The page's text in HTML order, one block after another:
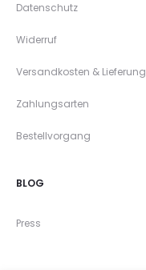
Datenschutz
Widerruf
Versandkosten & Lieferung
Zahlungsarten
Bestellvorgang
BLOG
Press